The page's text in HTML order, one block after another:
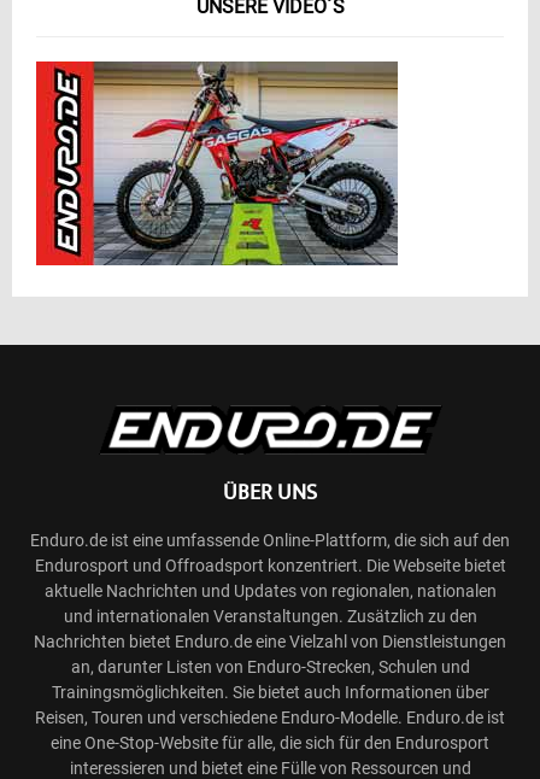
UNSERE VIDEO´S
ÜBER UNS
Enduro.de ist eine umfassende Online-Plattform, die sich auf den
Endurosport und Offroadsport konzentriert. Die Webseite bietet
aktuelle Nachrichten und Updates von regionalen, nationalen
und internationalen Veranstaltungen. Zusätzlich zu den
Nachrichten bietet Enduro.de eine Vielzahl von Dienstleistungen
an, darunter Listen von Enduro-Strecken, Schulen und
Trainingsmöglichkeiten. Sie bietet auch Informationen über
Reisen, Touren und verschiedene Enduro-Modelle. Enduro.de ist
eine One-Stop-Website für alle, die sich für den Endurosport
interessieren und bietet eine Fülle von Ressourcen und